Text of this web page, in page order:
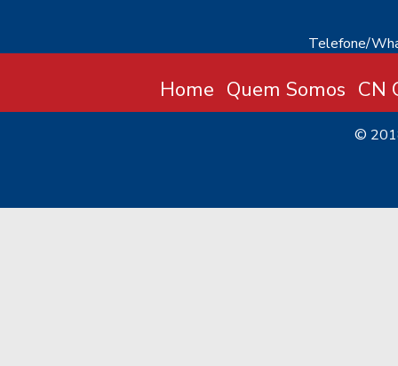
Telefone/
Home Quem Somos CN
©